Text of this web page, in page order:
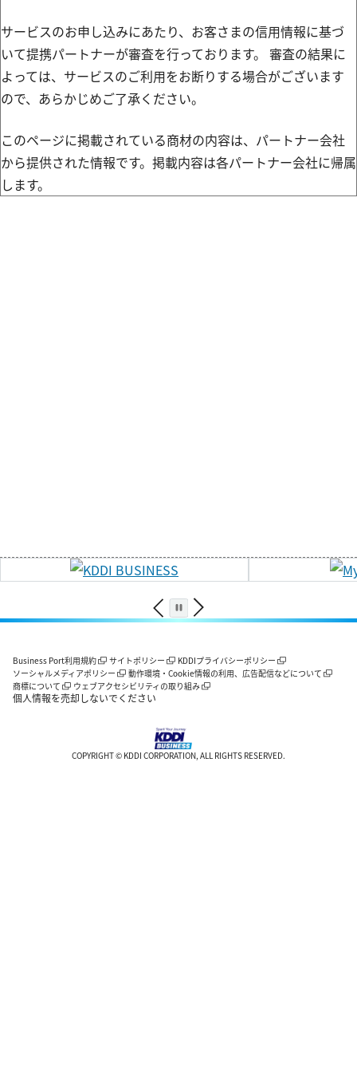
サービスのお申し込みにあたり、お客さまの信用情報に基づ
いて提携パートナーが審査を行っております。 審査の結果に
よっては、サービスのご利用をお断りする場合がございます
ので、あらかじめご了承ください。
このページに掲載されている商材の内容は、パートナー会社
から提供された情報です。掲載内容は各パートナー会社に帰属
します。
Business Port利用規約 サイトポリシー
KDDIプライバシーポリシー
ソーシャルメディアポリシー
動作環境・Cookie情報の利用、広告配信などについて
商標について
ウェブアクセシビリティの取り組み
個人情報を売却しないでください
COPYRIGHT © KDDI CORPORATION, ALL RIGHTS RESERVED.